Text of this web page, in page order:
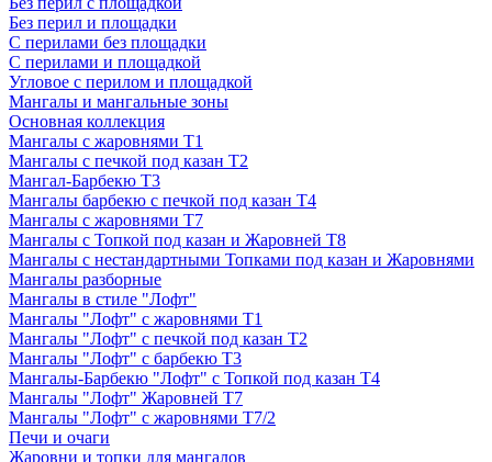
Без перил и площадки
С перилами без площадки
С перилами и площадкой
Угловое с перилом и площадкой
Мангалы и мангальные зоны
Основная коллекция
Мангалы с жаровнями Т1
Мангалы с печкой под казан Т2
Мангал-Барбекю Т3
Мангалы барбекю с печкой под казан Т4
Мангалы с жаровнями Т7
Мангалы с Топкой под казан и Жаровней Т8
Мангалы с нестандартными Топками под казан и Жаровнями
Мангалы разборные
Мангалы в стиле "Лофт"
Мангалы "Лофт" с жаровнями Т1
Мангалы "Лофт" с печкой под казан Т2
Мангалы "Лофт" с барбекю Т3
Мангалы-Барбекю "Лофт" с Топкой под казан Т4
Мангалы "Лофт" Жаровней Т7
Мангалы "Лофт" с жаровнями Т7/2
Печи и очаги
Жаровни и топки для мангалов